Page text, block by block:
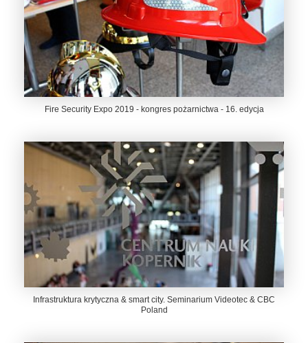
Fire Security Expo 2019 - kongres pożarnictwa - 16. edycja
Infrastruktura krytyczna & smart city. Seminarium Videotec & CBC
Poland